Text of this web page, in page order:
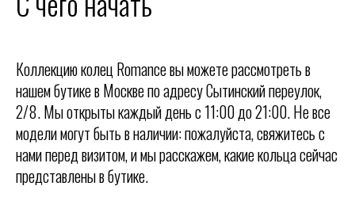
Коллекцию колец Romance вы можете рассмотреть в
нашем бутике в Москве по адресу Сытинский переулок,
2/8. Мы открыты каждый день с 11:00 до 21:00. Не все
модели могут быть в наличии: пожалуйста, свяжитесь с
нами перед визитом, и мы расскажем, какие кольца сейчас
представлены в бутике.